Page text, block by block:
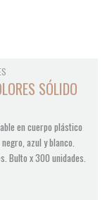
SÓLIDO
en cuerpo plástico
azul y blanco.
Bulto x 300 unidades.